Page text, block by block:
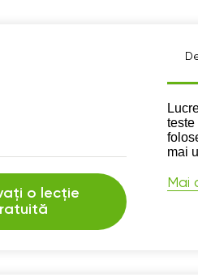
o lecție
teste
mai
Mai